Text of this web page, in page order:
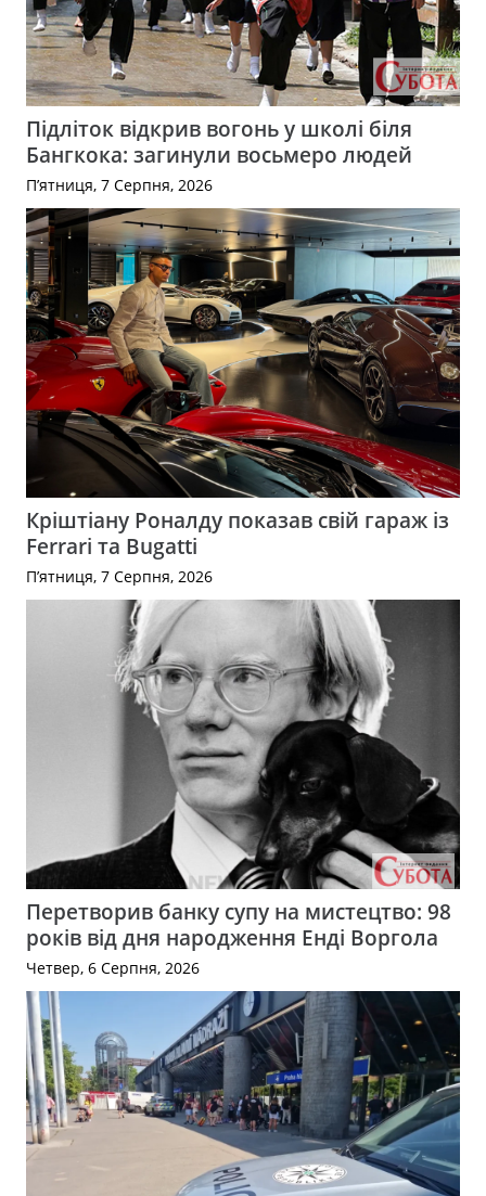
Підліток відкрив вогонь у школі біля
Бангкока: загинули восьмеро людей
П’ятниця, 7 Серпня, 2026
Кріштіану Роналду показав свій гараж із
Ferrari та Bugatti
П’ятниця, 7 Серпня, 2026
Перетворив банку супу на мистецтво: 98
років від дня народження Енді Воргола
Четвер, 6 Серпня, 2026